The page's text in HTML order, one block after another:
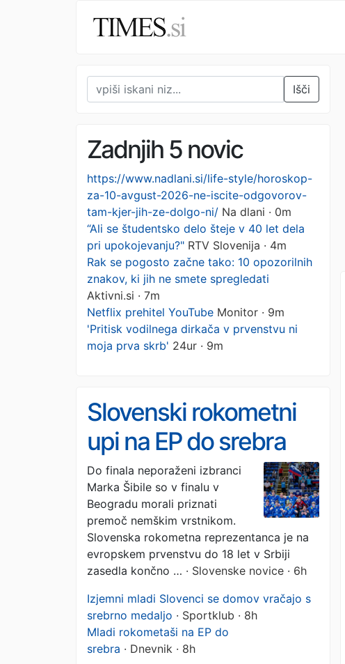
Išči
Zadnjih 5 novic
https://www.nadlani.si/life-style/horoskop-
za-10-avgust-2026-ne-iscite-odgovorov-
tam-kjer-jih-ze-dolgo-ni/ Na dlani · 0m
“Ali se študentsko delo šteje v 40 let dela
pri upokojevanju?" RTV Slovenija · 4m
Rak se pogosto začne tako: 10 opozorilnih
znakov, ki jih ne smete spregledati
Aktivni.si · 7m
Netflix prehitel YouTube Monitor · 9m
'Pritisk vodilnega dirkača v prvenstvu ni
moja prva skrb' 24ur · 9m
Slovenski rokometni
upi na EP do srebra
Do finala neporaženi izbranci
Marka Šibile so v finalu v
Beogradu morali priznati
premoč nemškim vrstnikom.
Slovenska rokometna reprezentanca je na
evropskem prvenstvu do 18 let v Srbiji
zasedla končno … · Slovenske novice · 6h
Izjemni mladi Slovenci se domov vračajo s
srebrno medaljo · Sportklub · 8h
Mladi rokometaši na EP do
srebra · Dnevnik · 8h